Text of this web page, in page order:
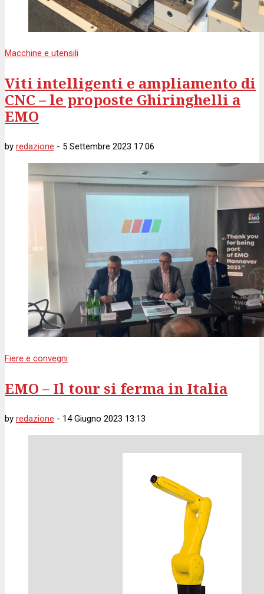
Macchine e utensili
Viti intelligenti e ampliamento di
CNC – le proposte Ghiringhelli a
EMO
by redazione - 5 Settembre 2023 17:06
Fiere e convegni
EMO – Il tour si ferma in Italia
by redazione - 14 Giugno 2023 13:13